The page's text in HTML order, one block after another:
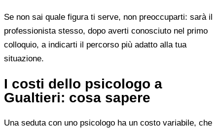
Se non sai quale figura ti serve, non preoccuparti: sarà il
professionista stesso, dopo averti conosciuto nel primo
colloquio, a indicarti il percorso più adatto alla tua
situazione.
I costi dello psicologo a
Gualtieri: cosa sapere
Una seduta con uno psicologo ha un costo variabile, che